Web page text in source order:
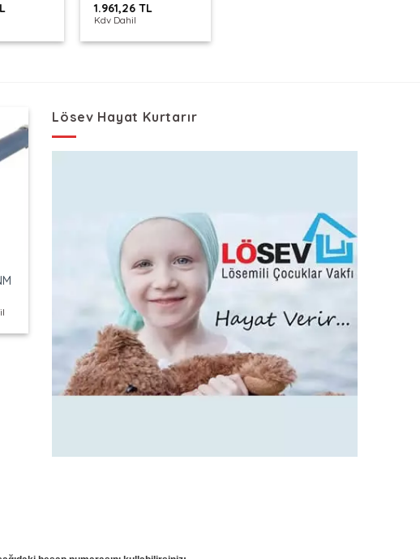
1.961,26TL
Kdv Dahil
Lösev Hayat Kurtarır